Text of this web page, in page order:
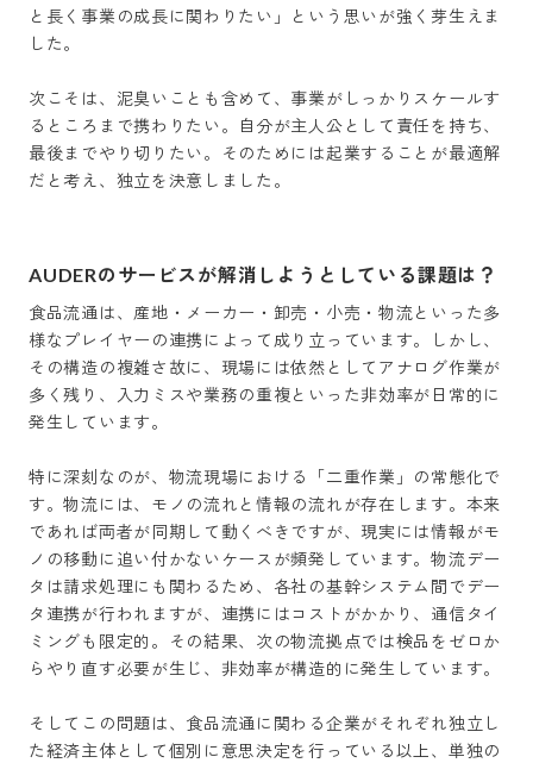
と長く事業の成長に関わりたい」という思いが強く芽生えま
した。
次こそは、泥臭いことも含めて、事業がしっかりスケールす
るところまで携わりたい。自分が主人公として責任を持ち、
最後までやり切りたい。そのためには起業することが最適解
AUDERのサービスが解消しようとしている課題は？
食品流通は、産地・メーカー・卸売・小売・物流といった多
様なプレイヤーの連携によって成り立っています。しかし、
その構造の複雑さ故に、現場には依然としてアナログ作業が
多く残り、入力ミスや業務の重複といった非効率が日常的に
発生しています。
特に深刻なのが、物流現場における「二重作業」の常態化で
す。物流には、モノの流れと情報の流れが存在します。本来
であれば両者が同期して動くべきですが、現実には情報がモ
ノの移動に追い付かないケースが頻発しています。物流デー
タは請求処理にも関わるため、各社の基幹システム間でデー
タ連携が行われますが、連携にはコストがかかり、通信タイ
ミングも限定的。その結果、次の物流拠点では検品をゼロか
らやり直す必要が生じ、非効率が構造的に発生しています。
そしてこの問題は、食品流通に関わる企業がそれぞれ独立し
た経済主体として個別に意思決定を行っている以上、単独の